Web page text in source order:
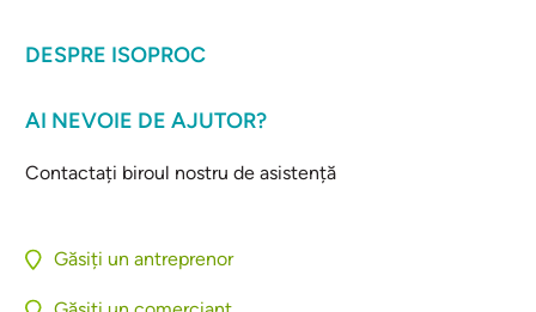
DESPRE ISOPROC
AI NEVOIE DE AJUTOR?
Contactați biroul nostru de asistență
Găsiți un antreprenor